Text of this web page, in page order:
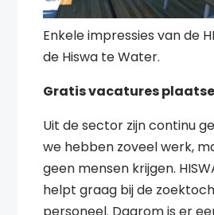
Enkele impressies van de
de Hiswa te Water.
Gratis vacatures
Uit de sector zijn continu
we hebben zoveel werk,
geen mensen krijgen.
helpt graag bij de